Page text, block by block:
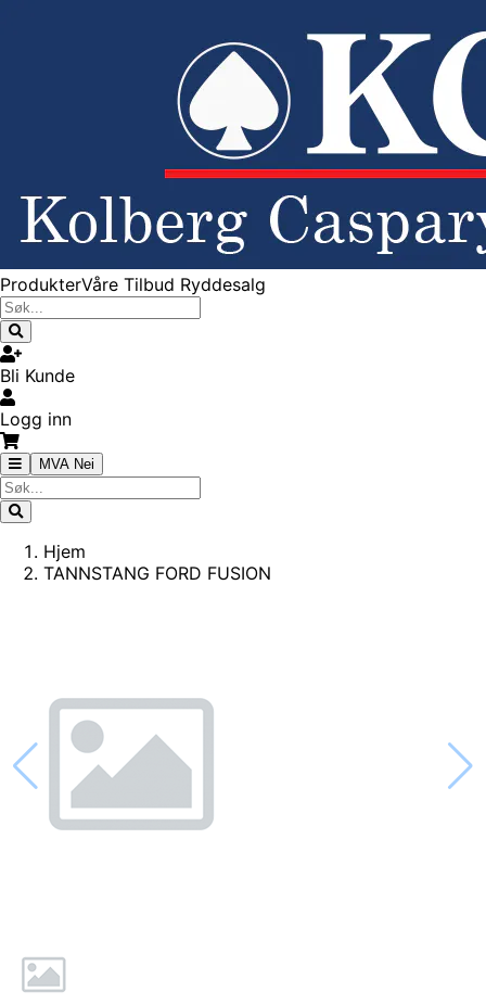
ProdukterVåre Tilbud Ryddesalg
Bli Kunde
Logg inn
MVA Nei
Hjem
TANNSTANG FORD FUSION